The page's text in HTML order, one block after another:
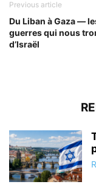
Previous article
Du Liban à Gaza —
guerres qui nous
d’Israël